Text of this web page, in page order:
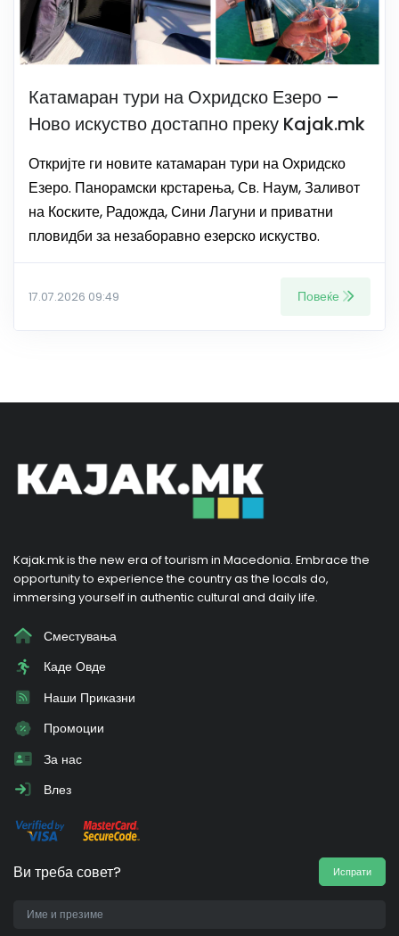
Катамаран тури на Охридско Езеро –
Ново искуство достапно преку Kajak.mk
Откријте ги новите катамаран тури на Охридско
Езеро. Панорамски крстарења, Св. Наум, Заливот
на Коските, Радожда, Сини Лагуни и приватни
пловидби за незаборавно езерско искуство.
17.07.2026 09:49 Повеќе
Kajak.mk is the new era of tourism in Macedonia. Embrace the
opportunity to experience the country as the locals do,
immersing yourself in authentic cultural and daily life.
Сместувања
Каде Овде
Наши Приказни
Промоции
За нас
Влез
Ви треба совет? Испрати